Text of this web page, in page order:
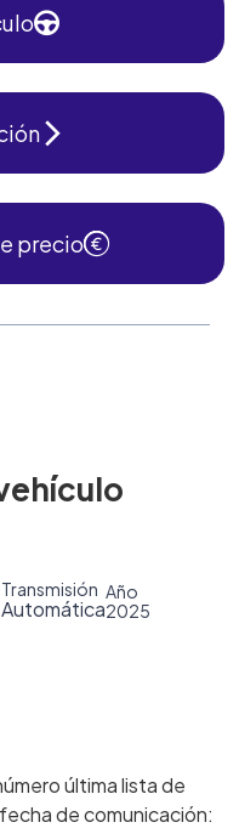
precio
Transmisión
Automática
Año
2025
última lista de
de comunicación: